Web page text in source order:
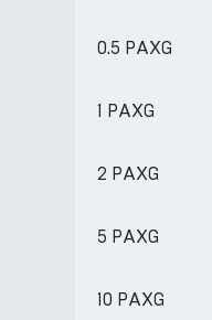
0.5 PAXG
1 PAXG
2 PAXG
5 PAXG
10 PAXG